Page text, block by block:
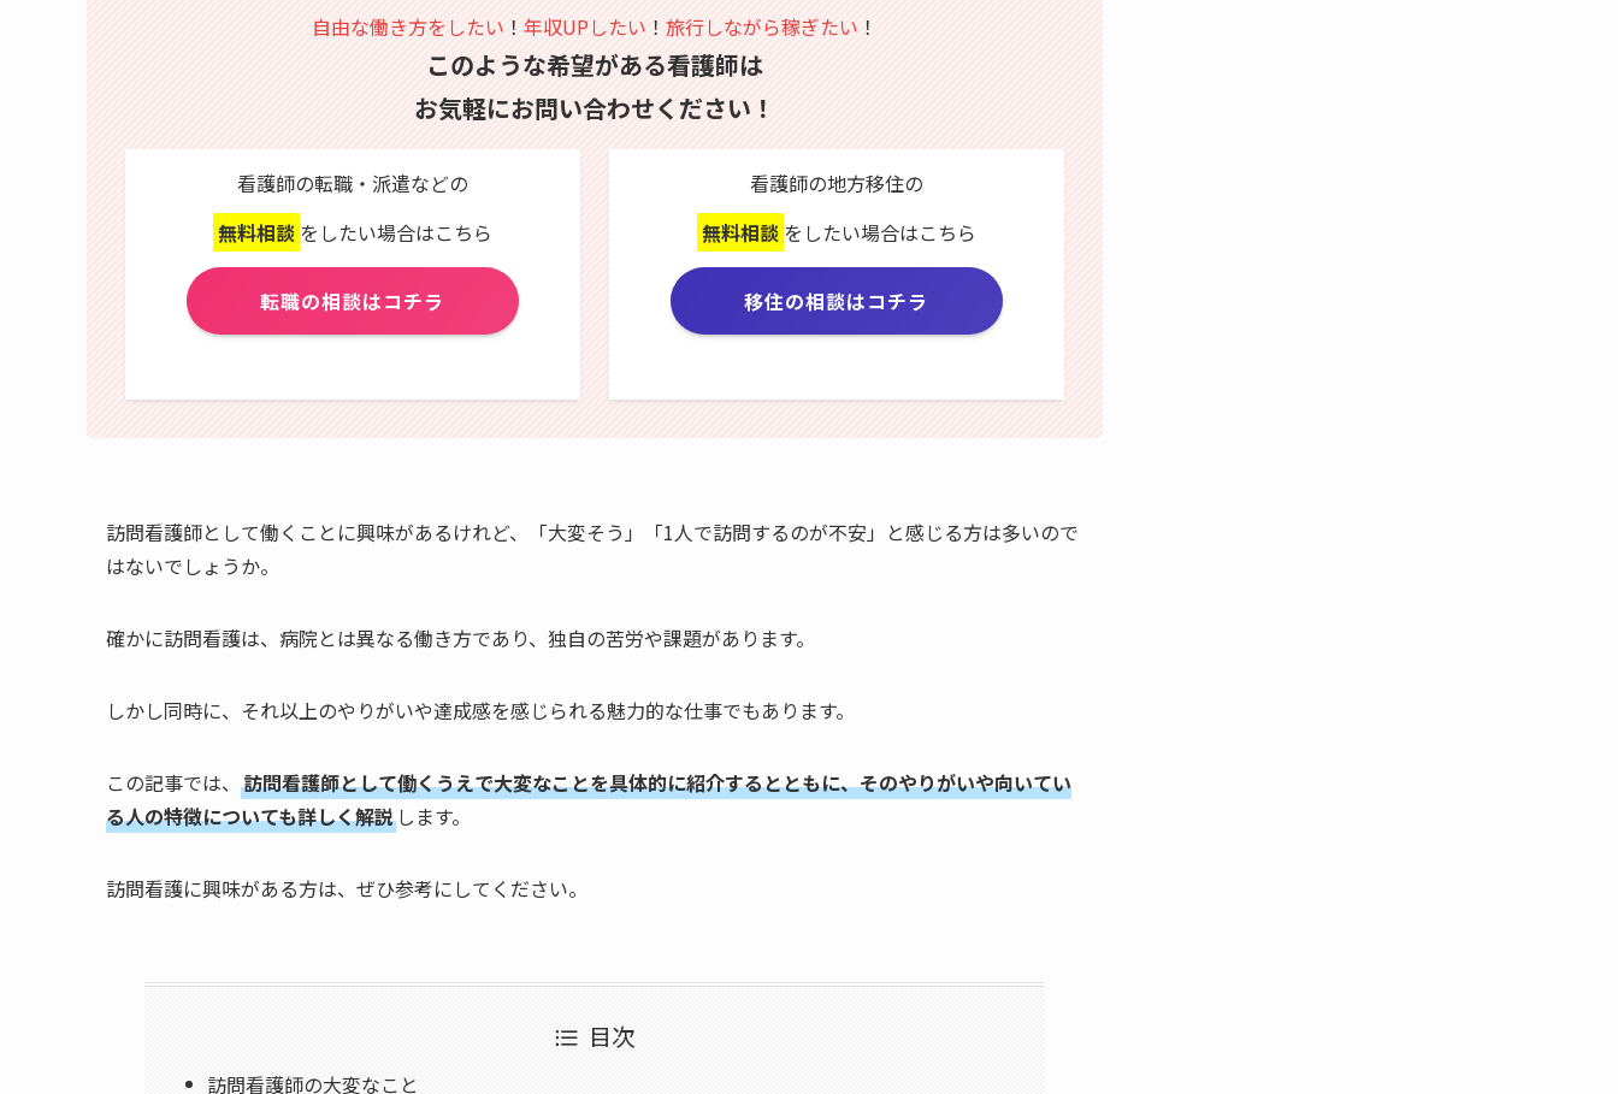
自由な働き方をしたい ！ 年収UPしたい ！ 旅行しながら稼ぎたい ！
このような希望がある看護師は
お気軽にお問い合わせください！
看護師の転職・派遣などの
無料相談 をしたい場合はこちら
転職の相談はコチラ
看護師の地方移住の
無料相談 をしたい場合はこちら
移住の相談はコチラ
訪問看護師として働くことに興味があるけれど、「大変そう」「1人で訪問するのが不安」と感じる方は多いので
はないでしょうか。
確かに訪問看護は、病院とは異なる働き方であり、独自の苦労や課題があります。
しかし同時に、それ以上のやりがいや達成感を感じられる魅力的な仕事でもあります。
この記事では、 訪問看護師として働くうえで大変なことを具体的に紹介するとともに、そのやりがいや向いてい
る人の特徴についても詳しく解説 します。
訪問看護に興味がある方は、ぜひ参考にしてください。
目次
訪問看護師の大変なこと